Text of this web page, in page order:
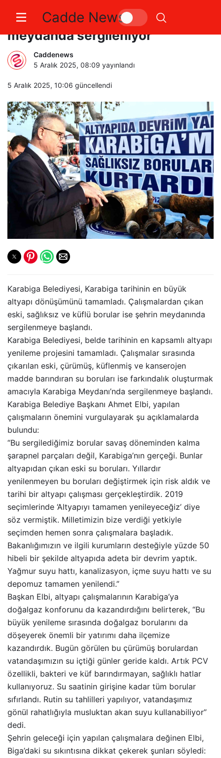
Cadde News
Karabiga’nın gizli gerçeği
meydanda sergileniyor
Caddenews
5 Aralık 2025, 08:09 yayınlandı
5 Aralık 2025, 10:06 güncellendi
Karabiga Belediyesi, Karabiga tarihinin en büyük
altyapı dönüşümünü tamamladı. Çalışmalardan çıkan
eski, sağlıksız ve küflü borular ise şehrin meydanında
sergilenmeye başlandı.
Karabiga Belediyesi, belde tarihinin en kapsamlı altyapı
yenileme projesini tamamladı. Çalışmalar sırasında
çıkarılan eski, çürümüş, küflenmiş ve kanserojen
madde barındıran su boruları ise farkındalık oluşturmak
amacıyla Karabiga Meydanı’nda sergilenmeye başlandı.
Karabiga Belediye Başkanı Ahmet Elbi, yapılan
çalışmaların önemini vurgulayarak şu açıklamalarda
bulundu:
“Bu sergilediğimiz borular savaş döneminden kalma
şarapnel parçaları değil, Karabiga’nın gerçeği. Bunlar
altyapıdan çıkan eski su boruları. Yıllardır
yenilenmeyen bu boruları değiştirmek için risk aldık ve
tarihi bir altyapı çalışması gerçekleştirdik. 2019
seçimlerinde ‘Altyapıyı tamamen yenileyeceğiz’ diye
söz vermiştik. Milletimizin bize verdiği yetkiyle
seçimden hemen sonra çalışmalara başladık.
Bakanlığımızın ve ilgili kurumların desteğiyle yüzde 50
hibeli bir şekilde altyapıda adeta bir devrim yaptık.
Yağmur suyu hattı, kanalizasyon, içme suyu hattı ve su
depomuz tamamen yenilendi.”
Başkan Elbi, altyapı çalışmalarının Karabiga’ya
doğalgaz konforunu da kazandırdığını belirterek, “Bu
büyük yenileme sırasında doğalgaz borularını da
döşeyerek önemli bir yatırımı daha ilçemize
kazandırdık. Bugün görülen bu çürümüş borulardan
vatandaşımızın su içtiği günler geride kaldı. Artık PCV
özellikli, bakteri ve küf barındırmayan, sağlıklı hatlar
kullanıyoruz. Su saatinin girişine kadar tüm borular
sıfırlandı. Rutin su tahlilleri yapılıyor, vatandaşımız
gönül rahatlığıyla musluktan akan suyu kullanabiliyor”
dedi.
Şehrin geleceği için yapılan çalışmalara değinen Elbi,
Biga’daki su sıkıntısına dikkat çekerek şunları söyledi: